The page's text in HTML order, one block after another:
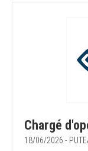
Chargé
18/06/2026 -